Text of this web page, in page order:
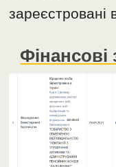
зареєстровані
Фінансові